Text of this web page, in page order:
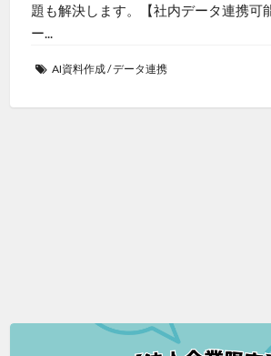
題も解決します。【社内データ連携可
ー...
AI資料作成/データ連携